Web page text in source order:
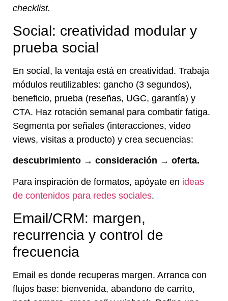
checklist.
Social: creatividad modular y
prueba social
En social, la ventaja está en creatividad. Trabaja
módulos reutilizables: gancho (3 segundos),
beneficio, prueba (reseñas, UGC, garantía) y
CTA. Haz rotación semanal para combatir fatiga.
Segmenta por señales (interacciones, video
views, visitas a producto) y crea secuencias:
descubrimiento → consideración → oferta.
Para inspiración de formatos, apóyate en ideas
de contenidos para redes sociales.
Email/CRM: margen,
recurrencia y control de
frecuencia
Email es donde recuperas margen. Arranca con
flujos base: bienvenida, abandono de carrito,